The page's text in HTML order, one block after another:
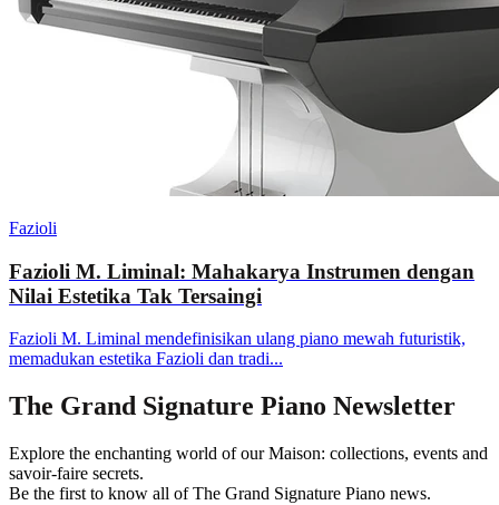
Fazioli
Fazioli M. Liminal: Mahakarya Instrumen dengan
Nilai Estetika Tak Tersaingi
Fazioli M. Liminal mendefinisikan ulang piano mewah futuristik,
memadukan estetika Fazioli dan tradi...
The Grand Signature Piano Newsletter
Explore the enchanting world of our Maison: collections, events and
savoir-faire secrets.
Be the first to know all of The Grand Signature Piano news.